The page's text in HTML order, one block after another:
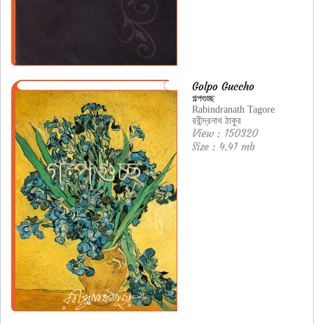
Golpo Guccho
গল্পগুচ্ছ
Rabindranath Tagore
রবীন্দ্রনাথ ঠাকুর
View : 150320
Size : 4.41 mb